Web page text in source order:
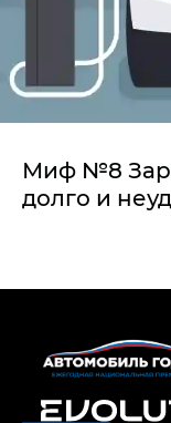
Миф №8
долго и